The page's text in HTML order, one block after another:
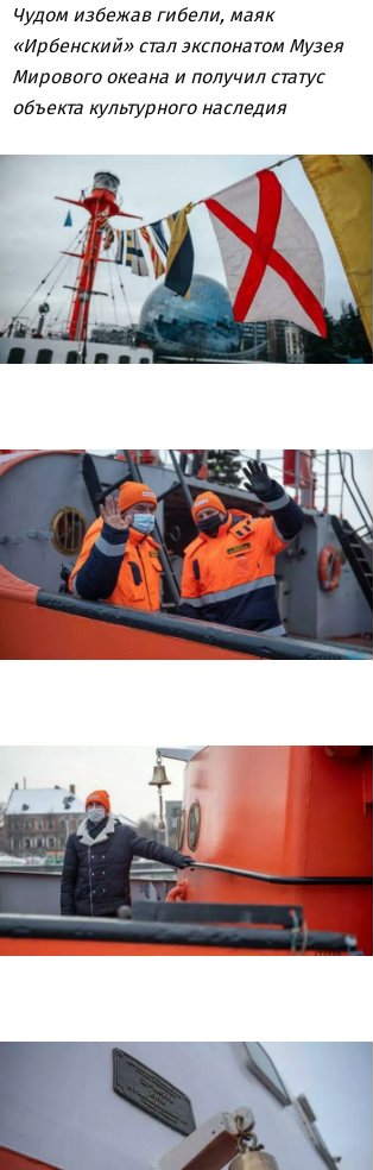
Чудом избежав гибели, маяк
«Ирбенский» стал экспонатом Музея
Мирового океана и получил статус
объекта культурного наследия